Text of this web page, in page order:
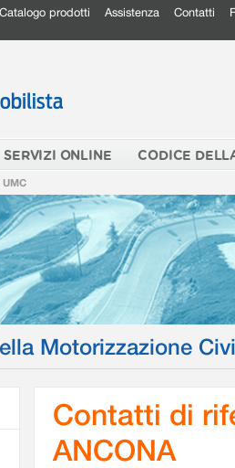
Catalogo prodotti Assistenza Contatti
SERVIZI ONLINE CODICE
UMC
Motorizzazione
Contatti di
ANCONA